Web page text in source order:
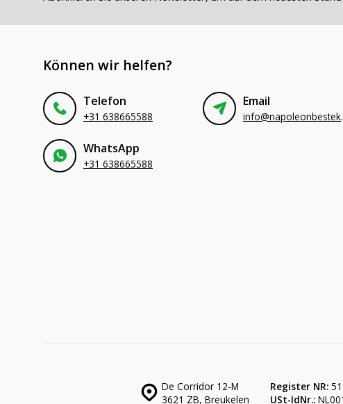
Können wir helfen?
Telefon
+31 638665588
Email
WhatsApp
+31 638665588
De Corridor 12-M
3621 ZB, Breukelen
Register NR:
USt-IdNr.: